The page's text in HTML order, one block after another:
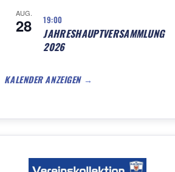
AUG.
28 19:00
JAHRESHAUPTVERSAMMLUNG
2026
KALENDER ANZEIGEN